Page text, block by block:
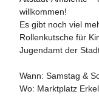
willkommen!
Es gibt noch viel
Rollenkutsche für
Jugendamt der
Wann: Samstag &
Wo: Marktplatz